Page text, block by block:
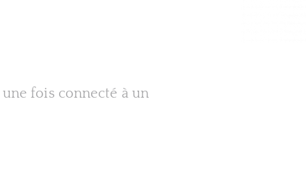
fois connecté à un